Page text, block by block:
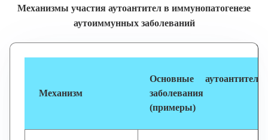
Механизмы участия аутоантител в иммунопатогенезе
аутоиммунных заболеваний
Механизм
Основные
заболевания
(примеры)